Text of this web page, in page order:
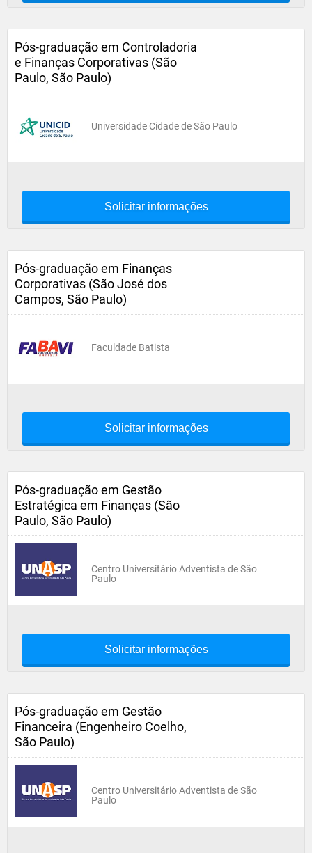
Pós-graduação em Controladoria
e Finanças Corporativas (São
Paulo, São Paulo)
Universidade Cidade de São Paulo
Solicitar informações
Pós-graduação em Finanças
Corporativas (São José dos
Campos, São Paulo)
Faculdade Batista
Solicitar informações
Pós-graduação em Gestão
Estratégica em Finanças (São
Paulo, São Paulo)
Centro Universitário Adventista de São
Paulo
Solicitar informações
Pós-graduação em Gestão
Financeira (Engenheiro Coelho,
São Paulo)
Centro Universitário Adventista de São
Paulo